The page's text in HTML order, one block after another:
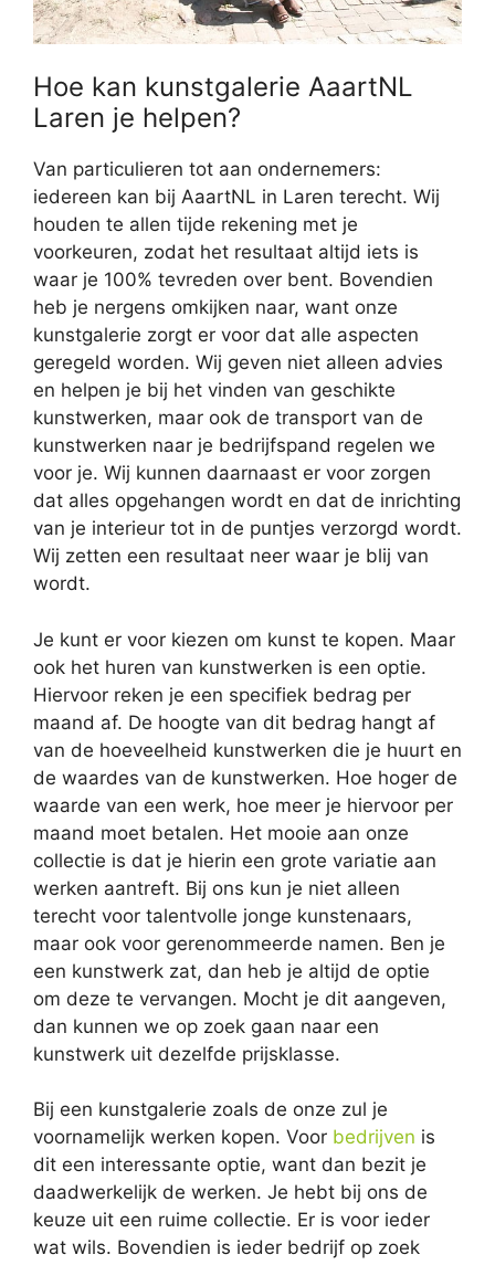
Hoe kan kunstgalerie AaartNL
Laren je helpen?
Van particulieren tot aan ondernemers:
iedereen kan bij AaartNL in Laren terecht. Wij
houden te allen tijde rekening met je
voorkeuren, zodat het resultaat altijd iets is
waar je 100% tevreden over bent. Bovendien
heb je nergens omkijken naar, want onze
kunstgalerie zorgt er voor dat alle aspecten
geregeld worden. Wij geven niet alleen advies
en helpen je bij het vinden van geschikte
kunstwerken, maar ook de transport van de
kunstwerken naar je bedrijfspand regelen we
voor je. Wij kunnen daarnaast er voor zorgen
dat alles opgehangen wordt en dat de inrichting
van je interieur tot in de puntjes verzorgd wordt.
Wij zetten een resultaat neer waar je blij van
wordt.
Je kunt er voor kiezen om kunst te kopen. Maar
ook het huren van kunstwerken is een optie.
Hiervoor reken je een specifiek bedrag per
maand af. De hoogte van dit bedrag hangt af
van de hoeveelheid kunstwerken die je huurt en
de waardes van de kunstwerken. Hoe hoger de
waarde van een werk, hoe meer je hiervoor per
maand moet betalen. Het mooie aan onze
collectie is dat je hierin een grote variatie aan
werken aantreft. Bij ons kun je niet alleen
terecht voor talentvolle jonge kunstenaars,
maar ook voor gerenommeerde namen. Ben je
een kunstwerk zat, dan heb je altijd de optie
om deze te vervangen. Mocht je dit aangeven,
dan kunnen we op zoek gaan naar een
kunstwerk uit dezelfde prijsklasse.
Bij een kunstgalerie zoals de onze zul je
voornamelijk werken kopen. Voor bedrijven is
dit een interessante optie, want dan bezit je
daadwerkelijk de werken. Je hebt bij ons de
keuze uit een ruime collectie. Er is voor ieder
wat wils. Bovendien is ieder bedrijf op zoek